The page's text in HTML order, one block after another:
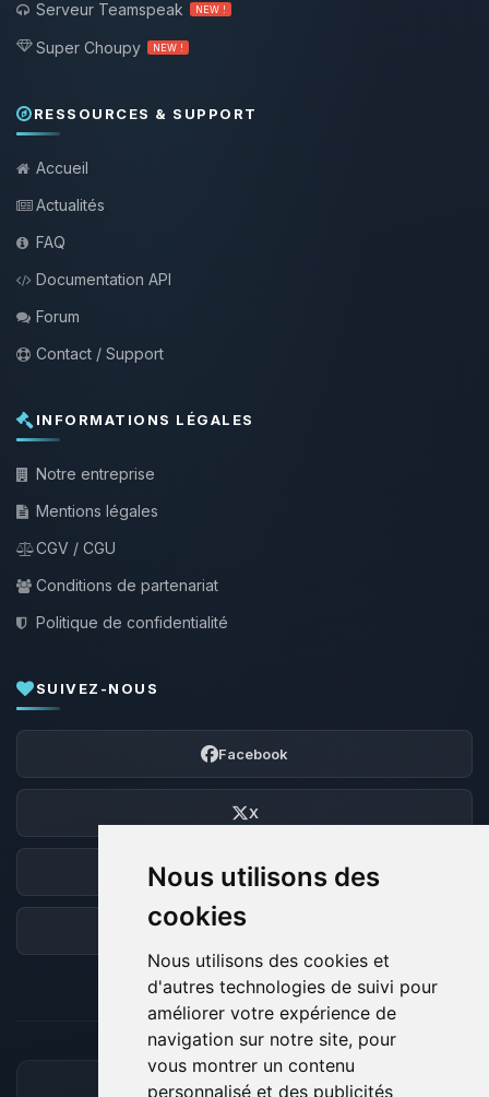
Nous utilisons des
cookies
Nous utilisons des cookies et
d'autres technologies de suivi pour
améliorer votre expérience de
navigation sur notre site, pour
vous montrer un contenu
personnalisé et des publicités
Serveur Teamspeak
NEW !
Super Choupy NEW !
RESSOURCES & SUPPORT
Accueil
Actualités
FAQ
Documentation API
Forum
Contact / Support
INFORMATIONS LÉGALES
Notre entreprise
Mentions légales
CGV / CGU
Conditions de partenariat
Politique de confidentialité
SUIVEZ-NOUS
Facebook
X
Discord
Forum